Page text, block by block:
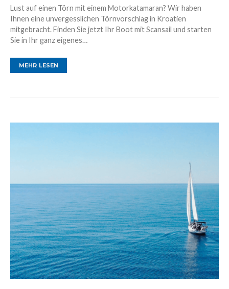
Lust auf einen Törn mit einem Motorkatamaran? Wir haben
Ihnen eine unvergesslichen Törnvorschlag in Kroatien
mitgebracht. Finden Sie jetzt Ihr Boot mit Scansail und starten
Sie in Ihr ganz eigenes…
MEHR LESEN